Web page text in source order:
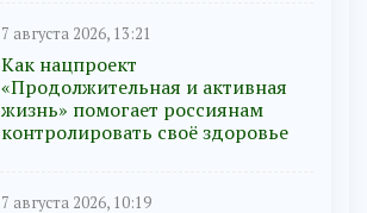
7 августа 2026, 13:21
Как нацпроект
«Продолжительная и активная
жизнь» помогает россиянам
контролировать своё здоровье
7 августа 2026, 10:19